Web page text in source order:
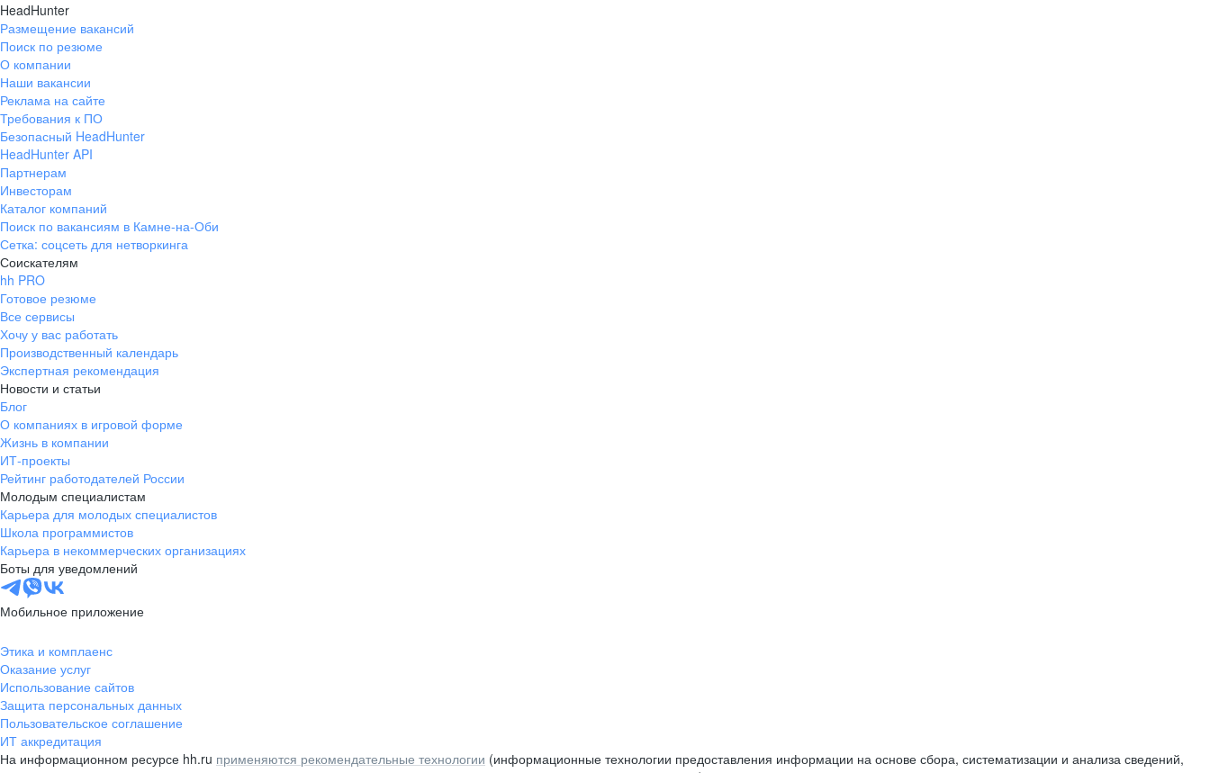
HeadHunter
Размещение вакансий
Поиск по резюме
О компании
Наши вакансии
Реклама на сайте
Требования к ПО
Безопасный HeadHunter
HeadHunter API
Партнерам
Инвесторам
Каталог компаний
Поиск по вакансиям в Камне-на-Оби
Сетка: соцсеть для нетворкинга
Соискателям
hh PRO
Готовое резюме
Все сервисы
Хочу у вас работать
Производственный календарь
Экспертная рекомендация
Новости и статьи
Блог
О компаниях в игровой форме
Жизнь в компании
ИТ-проекты
Рейтинг работодателей России
Молодым специалистам
Карьера для молодых специалистов
Школа программистов
Карьера в некоммерческих организациях
Боты для уведомлений
Мобильное приложение
Этика и комплаенс
Оказание услуг
Использование сайтов
Защита персональных данных
Пользовательское соглашение
ИТ аккредитация
На информационном ресурсе hh.ru применяются рекомендательные технологии (информационные технологии предоставления информации на основе сбора, систематизации и анализа сведений,